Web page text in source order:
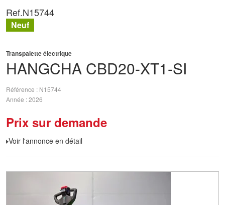
HANGCHA CBD20-XT1-SI
Transpalette électrique
Référence
N15744
Année 2026
Prix sur demande
Voir l'annonce en détail
Ref.N15744
Neuf